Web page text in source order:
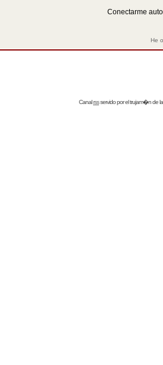
Conectarme
He
Canalrssservido por eltrujam�nde